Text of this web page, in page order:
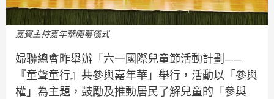
嘉賓主持嘉年華開幕儀式
婦聯總會昨舉辦「六一國際兒童節活動計劃——
『童聲童行』共參與嘉年華」舉行，活動以「參與
權」為主題，鼓勵及推動居民了解兒童的「參與